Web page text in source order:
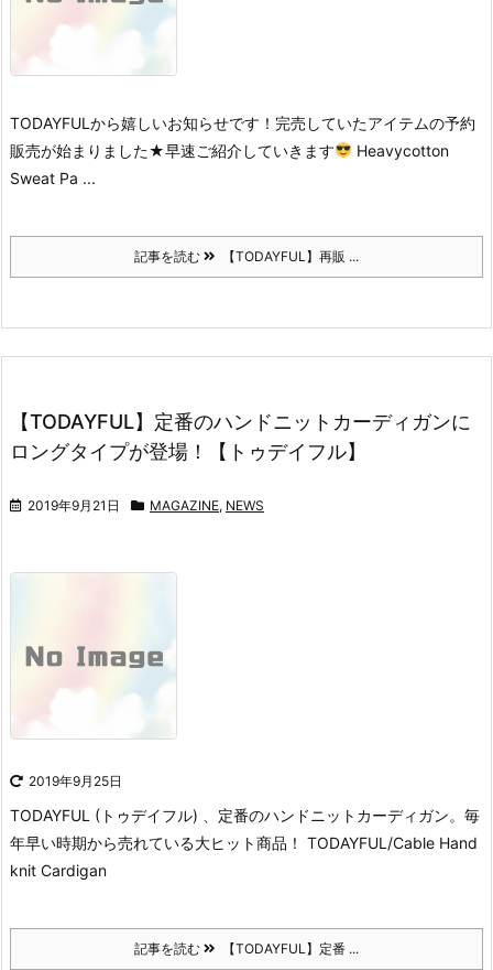
TODAYFULから嬉しいお知らせです！ 完売していたアイテムの予約
販売が始まりました★早速ご紹介していきます
Heavycotton
Sweat Pa ...
記事を読む 【TODAYFUL】再販 ...
【TODAYFUL】定番のハンドニットカーディガンに
ロングタイプが登場！【トゥデイフル】
2019年9月21日 MAGAZINE, NEWS
2019年9月25日
TODAYFUL (トゥデイフル) 、定番のハンドニットカーディガン。 毎
年早い時期から売れている大ヒット商品！ TODAYFUL/Cable Hand
knit Cardigan
記事を読む 【TODAYFUL】定番 ...